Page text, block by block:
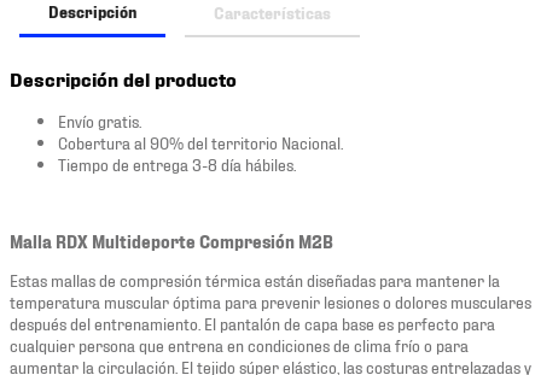
Descripción Características
Descripción del producto
Envío gratis.
Cobertura al 90% del territorio Nacional.
Tiempo de entrega 3-8 día hábiles.
Malla RDX Multideporte Compresión M2B
Estas mallas de compresión térmica están diseñadas para mantener la
temperatura muscular óptima para prevenir lesiones o dolores musculares
después del entrenamiento. El pantalón de capa base es perfecto para
cualquier persona que entrena en condiciones de clima frío o para
aumentar la circulación. El tejido súper elástico, las costuras entrelazadas y